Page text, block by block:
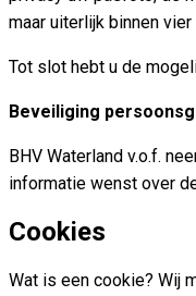
maar uiterlijk binnen
Tot slot hebt u de
Beveiliging
BHV Waterland v.o.f.
informatie wenst over
Cookies
Wat is een cookie? Wij